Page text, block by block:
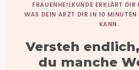
FRAUENHEILKUNDE ERKLÄRT
WAS DEIN ARZT DIR IN 10 MINUTEN
KANN.
Versteh
du manche